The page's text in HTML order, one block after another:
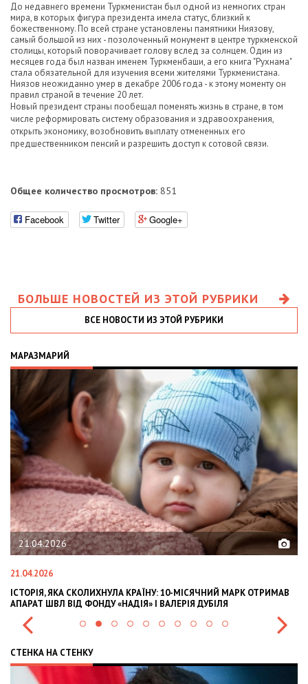
До недавнего времени Туркменистан был одной из немногих стран
мира, в которых фигура президента имела статус, близкий к
божественному. По всей стране установлены памятники Ниязову,
самый большой из них - позолоченный монумент в центре туркменской
столицы, который поворачивает голову вслед за солнцем. Один из
месяцев года был назван именем Туркменбаши, а его книга "Рухнама"
стала обязательной для изучения всеми жителями Туркменистана.
Ниязов неожиданно умер в декабре 2006 года - к этому моменту он
правил страной в течение 20 лет.
Новый президент страны пообещал поменять жизнь в стране, в том
числе реформировать систему образования и здравоохранения,
открыть экономику, возобновить выплату отмененных его
предшественником пенсий и разрешить доступ к сотовой связи.
Общее количество просмотров: 851
Facebook Twitter Google+
БОЛЬШЕ НОВОСТЕЙ ИЗ ЭТОЙ РУБРИКИ
ВСЕ НОВОСТИ ИЗ ЭТОЙ РУБРИКИ
МАРАЗМАРИЙ
21.04.2026
21.04.2026
ІСТОРІЯ, ЯКА СКОЛИХНУЛА КРАЇНУ: 10-МІСЯЧНИЙ МАРК ОТРИМАВ
АПАРАТ ШВЛ ВІД ФОНДУ «НАДІЯ» І ВАЛЕРІЯ ДУБІЛЯ
СТЕНКА НА СТЕНКУ